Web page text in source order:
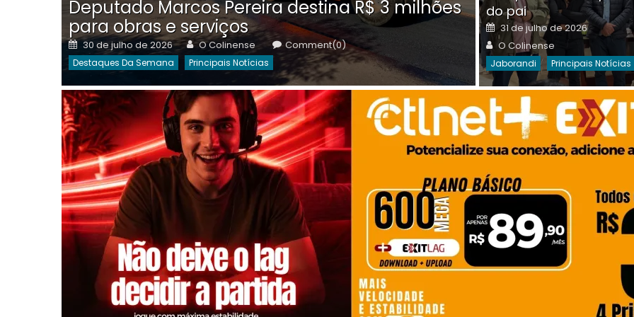
Deputado Marcos Pereira destina R$ 3 milhões
para obras e serviços
Posted
on
30 de julho de 2026 Author
O Colinense Comment(0)
Destaques Da Semana Principais Notícias
on
Destaques Da Semana
do pai
Posted
on
31 de julho de 2026
Author
O Colinense
Jaborandi Principais Notícias